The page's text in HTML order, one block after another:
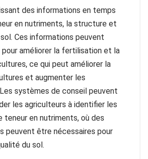
des informations en temps
en nutriments, la structure et
Ces informations peuvent
améliorer la fertilisation et la
ce qui peut améliorer la
et augmenter les
systèmes de conseil peuvent
les agriculteurs à identifier les
teneur en nutriments, où des
peuvent être nécessaires pour
du sol.